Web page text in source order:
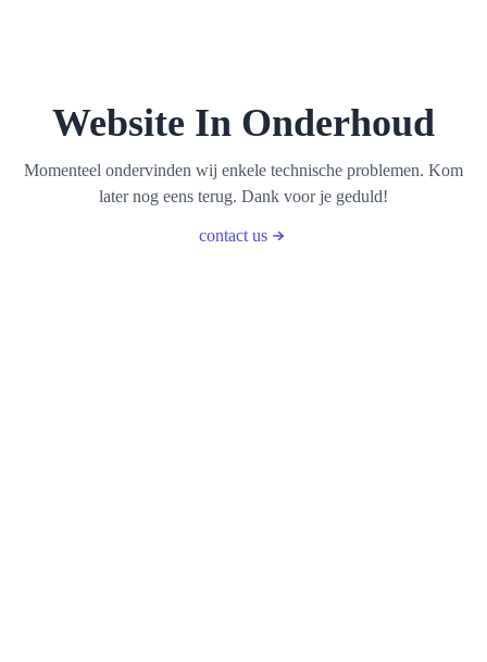
Website In Onderhoud
Momenteel ondervinden wij enkele technische problemen. Kom
later nog eens terug. Dank voor je geduld!
contact us